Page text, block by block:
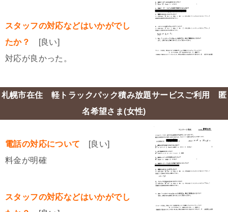
スタッフの対応などはいかがでし
たか？
[良い]
対応が良かった。
札幌市在住 軽トラックパック積み放題サービスご利用 匿
名希望さま(女性)
電話の対応について [良い]
料金が明確
スタッフの対応などはいかがでし